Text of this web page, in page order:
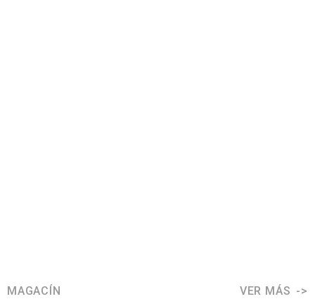
MAGACÍN VER MÁS